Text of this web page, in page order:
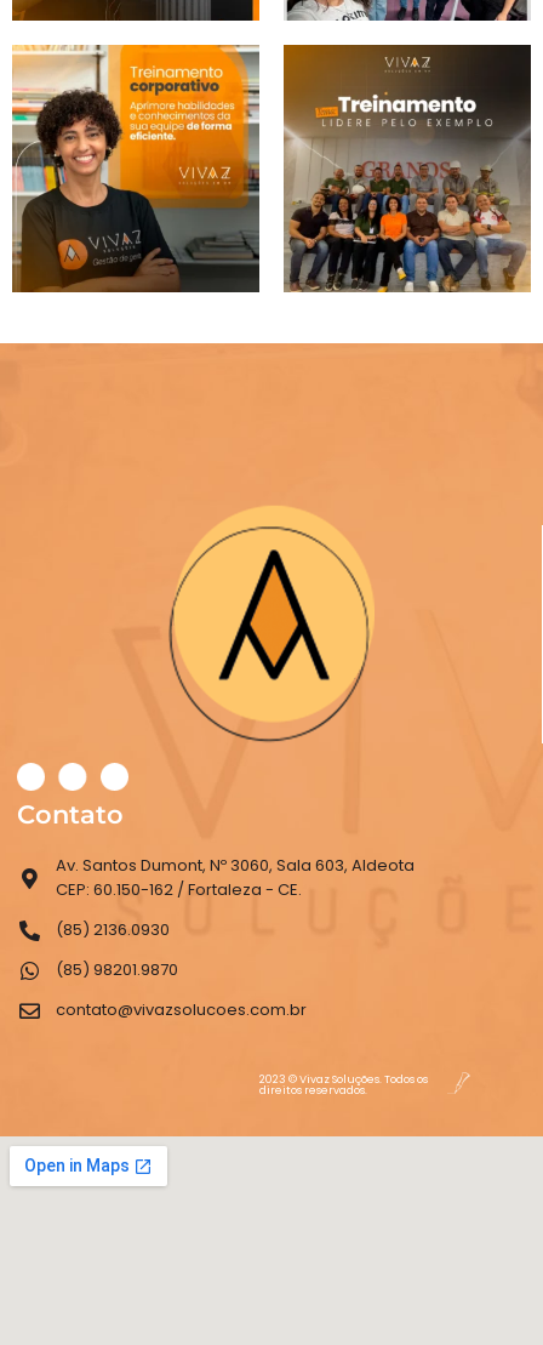
Contato
Av. Santos Dumont, Nº 3060, Sala 603, Aldeota
CEP: 60.150-162 / Fortaleza - CE.
(85) 2136.0930
(85) 98201.9870
contato@vivazsolucoes.com.br
2023 © Vivaz Soluções. Todos os
direitos reservados.